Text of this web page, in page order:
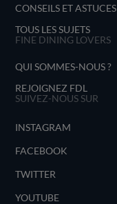
CONSEILS ET ASTUCES
TOUS LES SUJETS
FINE DINING LOVERS
QUI SOMMES-NOUS ?
REJOIGNEZ FDL
SUIVEZ-NOUS SUR
INSTAGRAM
FACEBOOK
TWITTER
YOUTUBE